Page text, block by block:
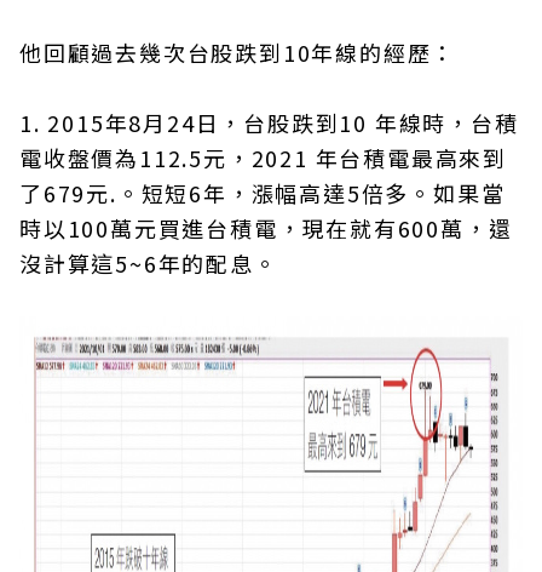
他回顧過去幾次台股跌到10年線的經歷：
1. 2015年8月24日，台股跌到10 年線時，台積
電收盤價為112.5元，2021 年台積電最高來到
了679元.。短短6年，漲幅高達5倍多。如果當
時以100萬元買進台積電，現在就有600萬，還
沒計算這5~6年的配息。